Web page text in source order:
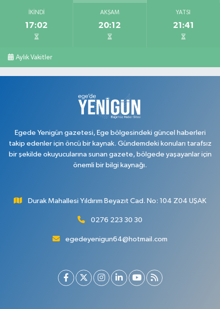
İKINDI
17:02
AKŞAM
20:12
YATSI
21:41
Aylık Vakitler
Egede Yenigün gazetesi, Ege bölgesindeki güncel haberleri
takip edenler için öncü bir kaynak. Gündemdeki konuları tarafsız
bir şekilde okuyucularına sunan gazete, bölgede yaşayanlar için
önemli bir bilgi kaynağı.
Durak Mahallesi Yıldırım Beyazıt Cad. No: 104 Z04 UŞAK
0276 223 30 30
egedeyenigun64@hotmail.com